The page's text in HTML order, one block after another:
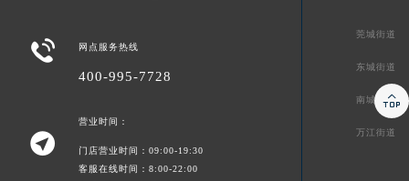
 网点服务热线
400-995-7728

营业时间：
门店营业时间：09:00-19:30
客服在线时间：8:00-22:00
莞城街道
东城街道
南城街道
万江街道
